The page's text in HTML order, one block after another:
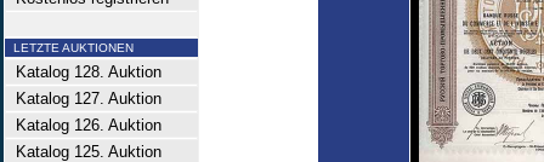
LETZTE AUKTIONEN
Katalog 128. Auktion
Katalog 127. Auktion
Katalog 126. Auktion
Katalog 125. Auktion